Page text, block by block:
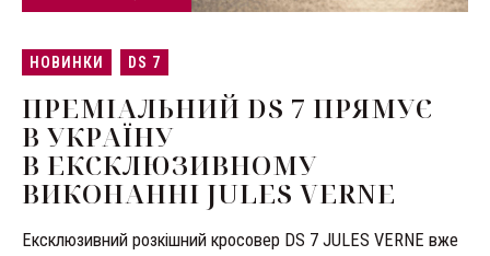
НОВИНКИ DS 7
ПРЕМІАЛЬНИЙ DS 7 ПРЯМУЄ
В УКРАЇНУ
В ЕКСКЛЮЗИВНОМУ
ВИКОНАННІ JULES VERNE
Ексклюзивний розкішний кросовер DS 7 JULES VERNE вже